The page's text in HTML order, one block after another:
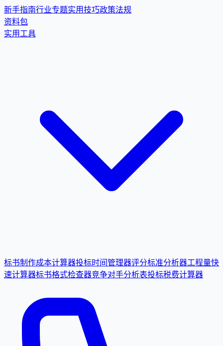
新手指南行业专题实用技巧政策法规
资料包
实用工具
标书制作成本计算器投标时间管理器评分标准分析器工程量快
速计算器标书格式检查器竞争对手分析表投标税费计算器